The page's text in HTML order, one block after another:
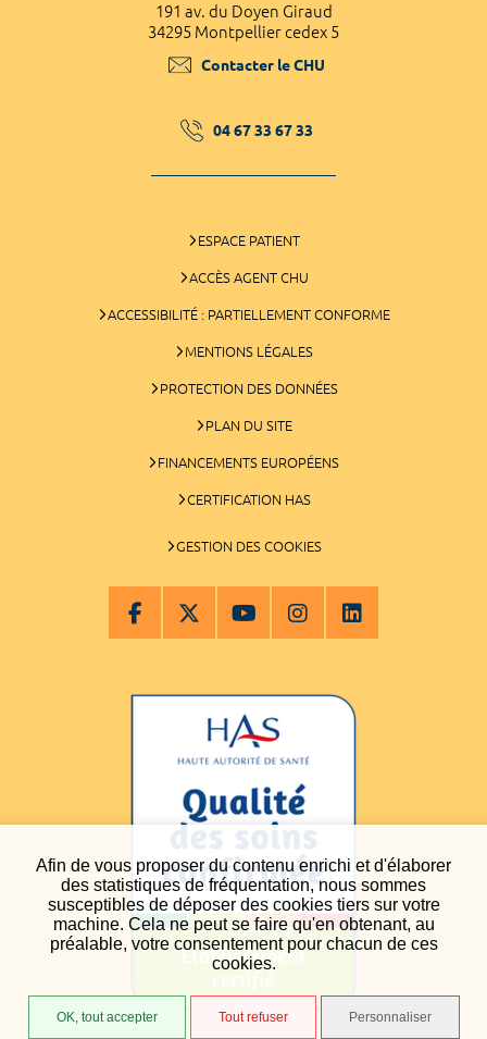
Afin de vous proposer du contenu enrichi et d'élaborer
des statistiques de fréquentation, nous sommes
susceptibles de déposer des cookies tiers sur votre
machine. Cela ne peut se faire qu'en obtenant, au
préalable, votre consentement pour chacun de ces
cookies.
OK, tout accepter Tout refuser Personnaliser
191 av. du Doyen Giraud
34295 Montpellier cedex 5
Contacter le CHU
04 67 33 67 33
ESPACE PATIENT
ACCÈS AGENT CHU
ACCESSIBILITÉ : PARTIELLEMENT CONFORME
MENTIONS LÉGALES
PROTECTION DES DONNÉES
PLAN DU SITE
FINANCEMENTS EUROPÉENS
CERTIFICATION HAS
GESTION DES COOKIES